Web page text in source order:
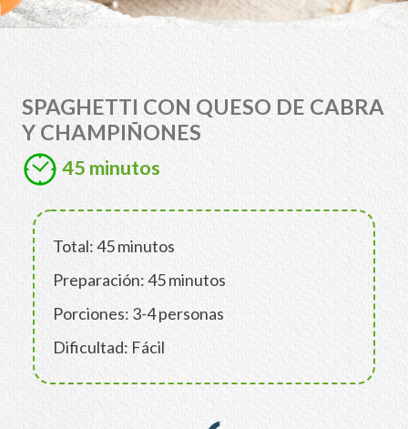
SPAGHETTI CON QUESO DE CABRA
Y CHAMPIÑONES
45 minutos
Total: 45 minutos
Preparación: 45 minutos
Porciones: 3-4 personas
Dificultad: Fácil